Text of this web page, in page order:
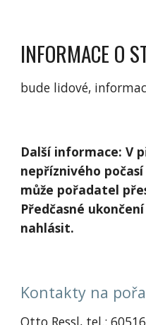
INFORMACE O
bude lidové,
Další informace: V
nepříznivého
může pořadatel
Předčasné
nahlásit.
Kontakty na
Otto Ressl, tel.: